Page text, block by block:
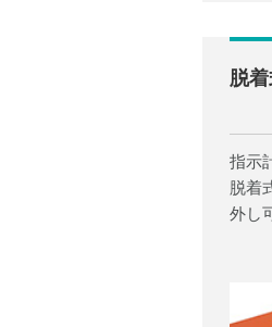
脱
指示
脱着
外し